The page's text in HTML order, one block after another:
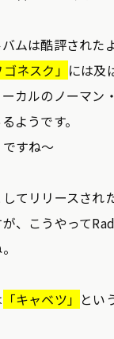
ムは酷評された
ネスク」 には及
カルのノーマ
ようです。
すね～
てリリースされ
、こうやって
「キャベツ」 とい